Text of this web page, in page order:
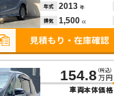
年式 2013 年
排気 1,500 cc
154.8 （税込）
万円
車両本体価格